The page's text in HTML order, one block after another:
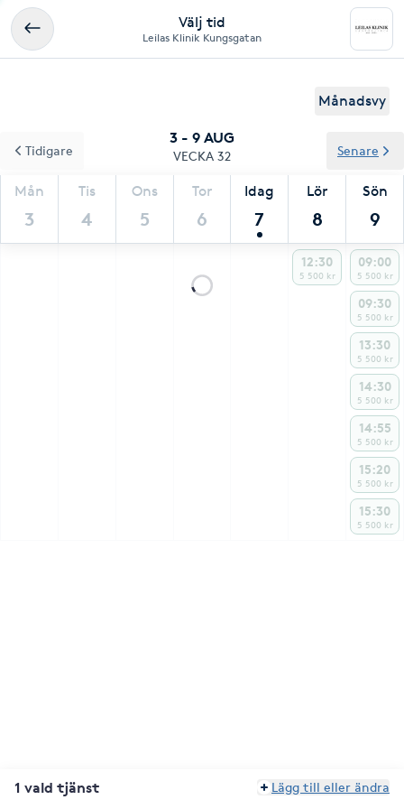
Välj tid
Leilas Klinik Kungsgatan
Månadsvy
3 - 9 AUG
VECKA 32
Mån
3
Tis
4
Ons
5
Tor
6
Idag
7
Lör
8
Sön
9
Tidigare Senare
12:30
5 500 kr
09:00
5 500 kr
09:30
5 500 kr
13:30
5 500 kr
14:30
5 500 kr
14:55
5 500 kr
15:20
5 500 kr
15:30
5 500 kr
1 vald tjänst Lägg till eller ändra